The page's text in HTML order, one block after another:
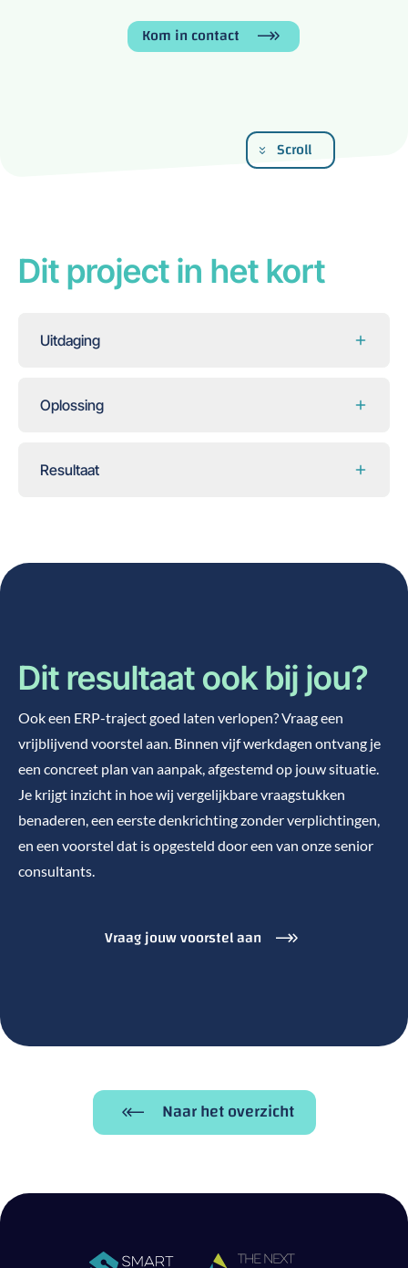
Kom in contact
Scroll
Dit project in het kort
Uitdaging
Oplossing
Resultaat
Dit resultaat ook bij jou?
Ook een ERP-traject goed laten verlopen? Vraag een
vrijblijvend voorstel aan. Binnen vijf werkdagen ontvang je
een concreet plan van aanpak, afgestemd op jouw situatie.
Je krijgt inzicht in hoe wij vergelijkbare vraagstukken
benaderen, een eerste denkrichting zonder verplichtingen,
en een voorstel dat is opgesteld door een van onze senior
consultants.
Vraag jouw voorstel aan
Naar het overzicht